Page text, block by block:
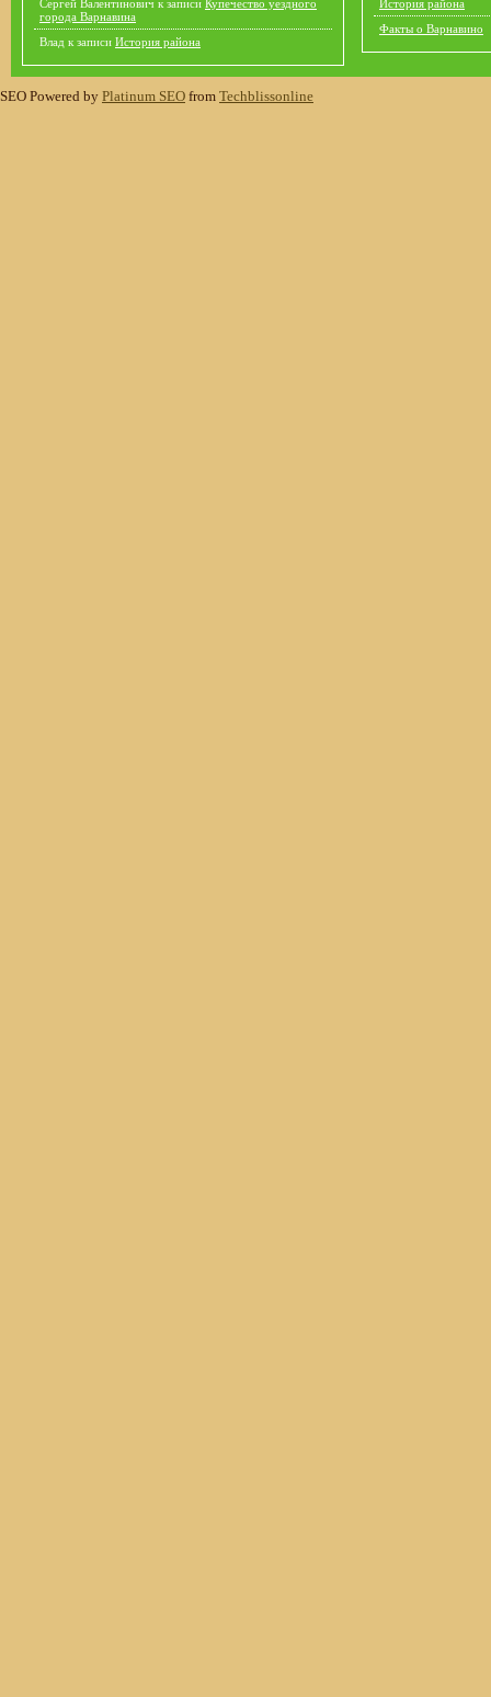
Сергей Валентинович к записи Купечество уездного
города Варнавина
Влад к записи История района
История района
Факты о Варнавино
SEO Powered by Platinum SEO from Techblissonline